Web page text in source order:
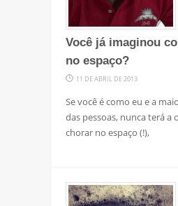
Você já imaginou
no espaço?
11 DE ABRIL DE 2013
Se você é como eu e a
das pessoas, nunca terá
chorar no espaço (!),